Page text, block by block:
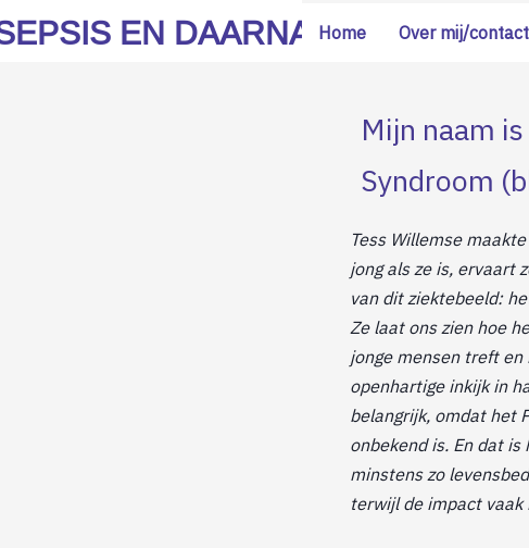
Mijn naam
Syndroom
Tess Willemse
jong als ze is, ervaart
van dit ziektebeeld:
Ze laat ons zien hoe
jonge mensen treft en
openhartige inkijk in
belangrijk, omdat het
onbekend is. En dat
minstens zo
terwijl de impact
EN DAARNA Home Over mij/contact